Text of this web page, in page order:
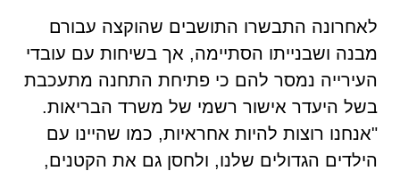
לאחרונה התבשרו התושבים שהוקצה עבורם
מבנה ושבנייתו הסתיימה, אך בשיחות עם עובדי
העירייה נמסר להם כי פתיחת התחנה מתעכבת
בשל היעדר אישור רשמי של משרד הבריאות.
"אנחנו רוצות להיות אחראיות, כמו שהיינו עם
הילדים הגדולים שלנו, ולחסן גם את הקטנים,